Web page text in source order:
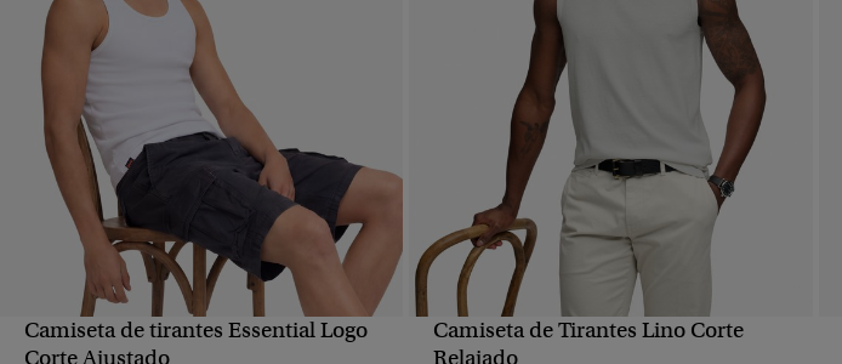
VISTA RÁPIDA
Camiseta de tirantes Essential Logo
Corte Ajustado
Camiseta de Tirantes Lino Corte
Relajado